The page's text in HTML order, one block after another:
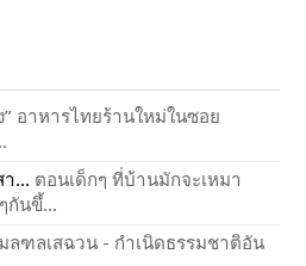
” อาหารไทยร้านใหม่ในซอย
... ตอนเด็กๆ ที่บ้านมักจะเหมา
กันขึ้...
มลฑลเสฉวน - กำเนิดธรรมชาติอัน